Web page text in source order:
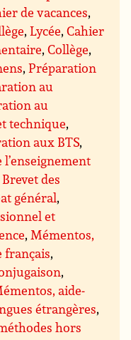
de vacances,
,Lycée,Cahier
,Collège,
,Préparation
au
au
technique,
aux BTS,
des
général,
et
, Mémentos,
français,
,
aide-
étrangères,
hors